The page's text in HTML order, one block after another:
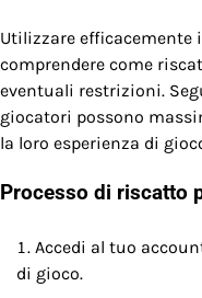
Utilizzare efficacemente
comprendere come
eventuali restrizioni.
giocatori possono
la loro esperienza di
Processo di riscatto
Accedi al tuo
di gioco.